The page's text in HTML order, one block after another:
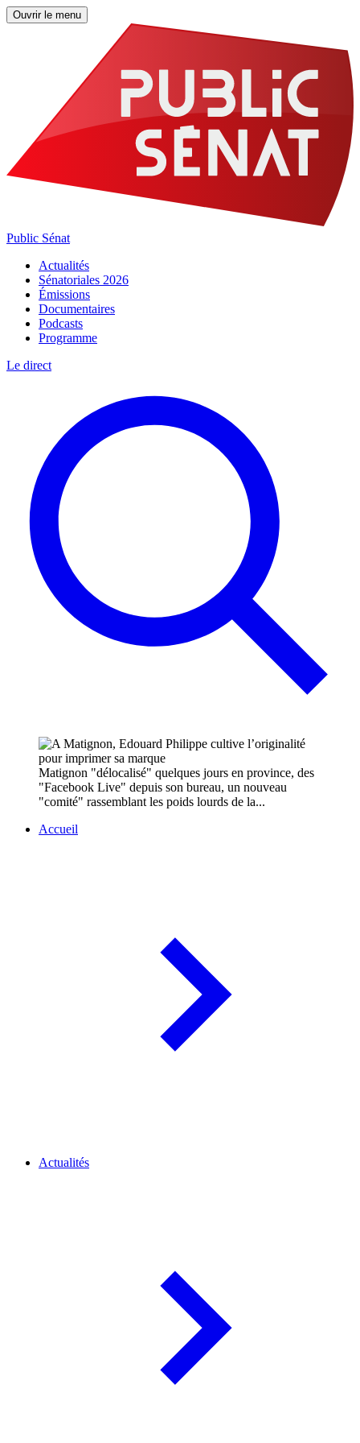
Ouvrir le menu
Public Sénat
Actualités
Sénatoriales 2026
Émissions
Documentaires
Podcasts
Programme
Le direct
Matignon "délocalisé" quelques jours en province, des
"Facebook Live" depuis son bureau, un nouveau
"comité" rassemblant les poids lourds de la...
Accueil
Actualités